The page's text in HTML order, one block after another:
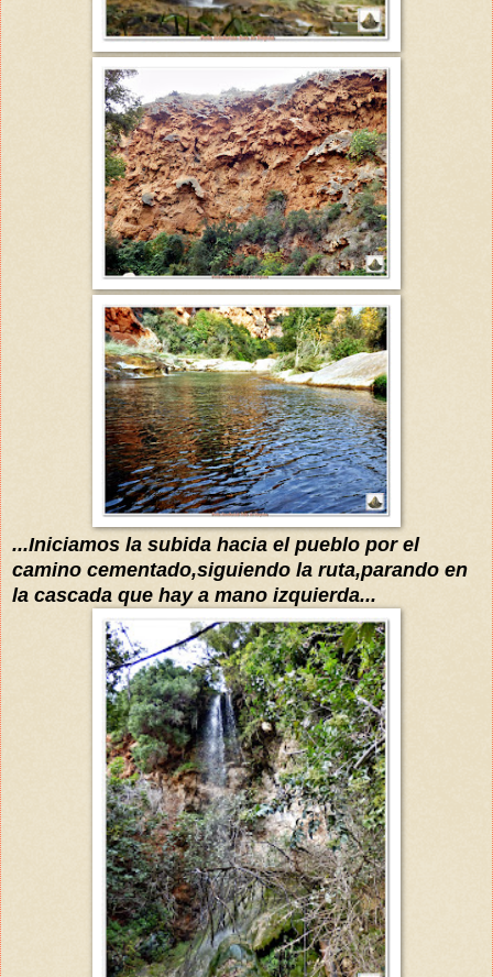
...Iniciamos la subida hacia el pueblo por el
camino cementado,siguiendo la ruta,parando en
la cascada que hay a mano izquierda...